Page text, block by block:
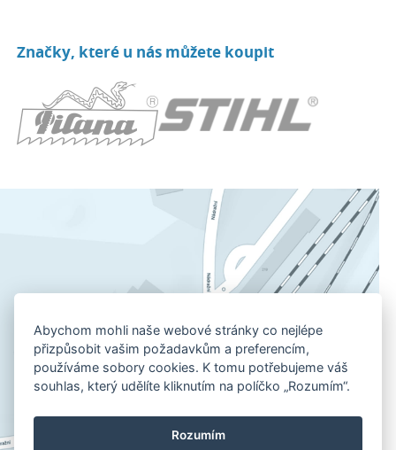
Abychom mohli naše webové stránky co nejlépe
přizpůsobit vašim požadavkům a preferencím,
používáme sobory cookies. K tomu potřebujeme váš
souhlas, který udělíte kliknutím na políčko „Rozumím“.
Rozumím
Značky, které u nás můžete koupit